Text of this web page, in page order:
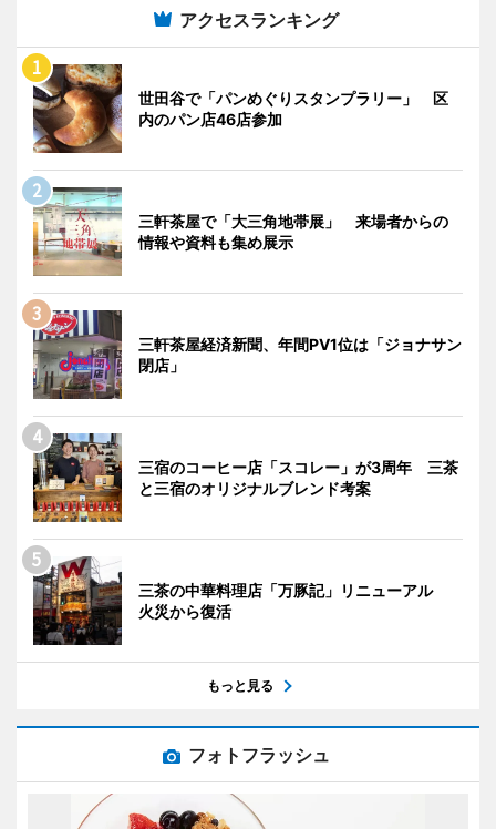
アクセスランキング
世田谷で「パンめぐりスタンプラリー」 区
内のパン店46店参加
三軒茶屋で「大三角地帯展」 来場者からの
情報や資料も集め展示
三軒茶屋経済新聞、年間PV1位は「ジョナサン
閉店」
三宿のコーヒー店「スコレー」が3周年 三茶
と三宿のオリジナルブレンド考案
三茶の中華料理店「万豚記」リニューアル
火災から復活
もっと見る
フォトフラッシュ